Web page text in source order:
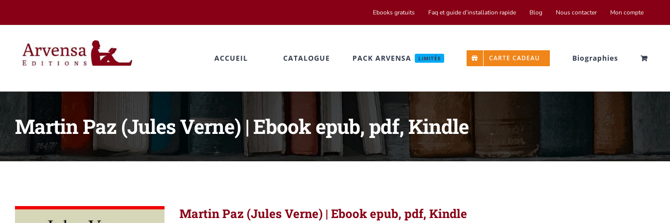
contenu
Ebooks gratuits Faq et guide d’installation rapide Blog Nous contacter Mon compte
ACCUEIL CATALOGUE PACK ARVENSA LIMITÉE CARTE CADEAU Biographies
Martin Paz (Jules Verne) | Ebook epub, pdf, Kindle
Martin Paz (Jules Verne) | Ebook epub, pdf, Kindle